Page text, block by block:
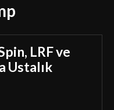
LRF ve
Ustalık